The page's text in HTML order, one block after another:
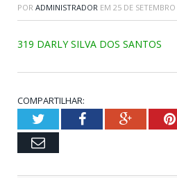
POR ADMINISTRADOR EM 25 DE
319 DARLY SILVA DOS SANTOS
COMPARTILHAR:
TwitterFacebookGoogle+
Email